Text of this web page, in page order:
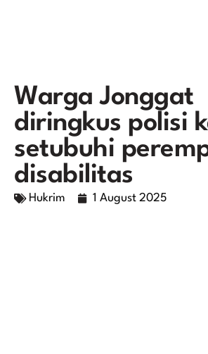
Warga Jonggat
diringkus polisi
setubuhi
disabilitas
Hukrim 1 August 2025